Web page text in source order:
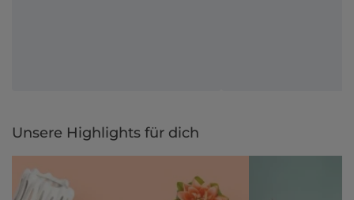
Unsere Highlights für dich